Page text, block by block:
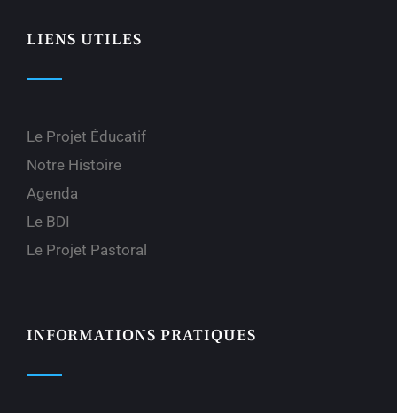
LIENS UTILES
Le Projet Éducatif
Notre Histoire
Agenda
Le BDI
Le Projet Pastoral
INFORMATIONS PRATIQUES